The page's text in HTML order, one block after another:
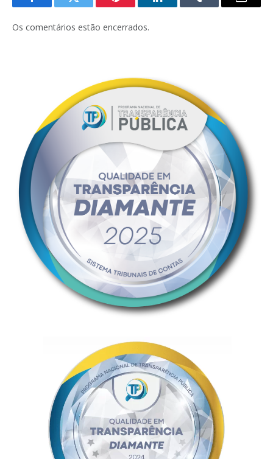
FacebookTwitter Pinterest LinkedInTumblr
E-
Os comentários estão encerrados.